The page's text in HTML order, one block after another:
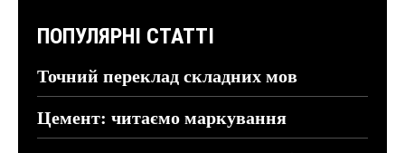
ПОПУЛЯРНІ СТАТТІ
Точний переклад складних мов
Цемент: читаємо маркування